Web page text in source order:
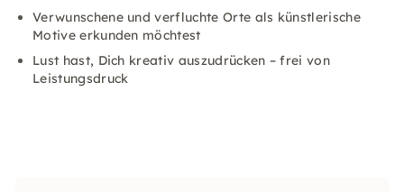
Verwunschene und verfluchte Orte als künstlerische
Motive erkunden möchtest
Lust hast, Dich kreativ auszudrücken – frei von
Leistungsdruck